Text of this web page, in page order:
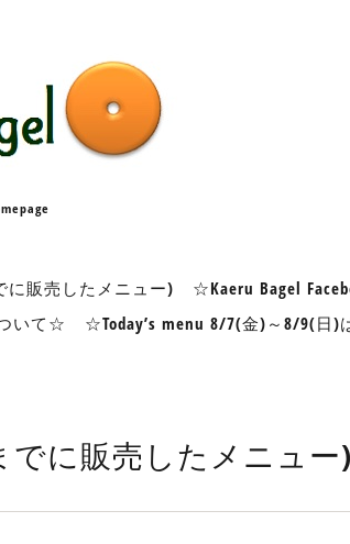
販売したメニュー)
☆Kaeru Bagel
いて☆ ☆Today’s menu 8/7(金)～8/9(日)
でに販売したメニュー)